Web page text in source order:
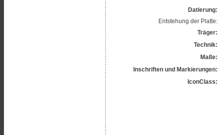
Datierung:
Entstehung der Platte:
Träger:
Technik:
Maße:
Inschriften und Markierungen:
IconClass: